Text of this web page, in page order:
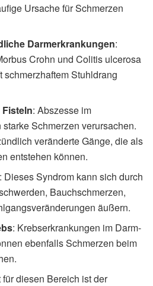
Ursache für Schmerzen
Darmerkrankungen:
Crohn und Colitis ulcerosa
schmerzhaftem Stuhldrang
: Abszesse im
Schmerzen verursachen.
veränderte Gänge, die als
entstehen können.
: Dieses Syndrom kann sich durch
Bauchschmerzen,
äußern.
: Krebserkrankungen im Darm-
ebenfalls Schmerzen beim
für diesen Bereich ist der